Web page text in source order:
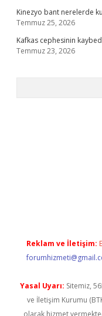
Kinezyo bant nerelerde
Temmuz 25, 2026
Kafkas cephesinin
Temmuz 23, 2026
Reklam ve İletişim:
Yasal Uyarı: Sitemiz,
ve İletişim Kurumu
olarak hizmet